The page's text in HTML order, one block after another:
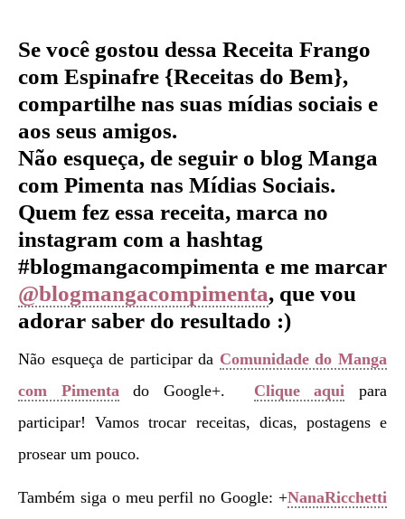
Se você gostou dessa Receita Frango
com Espinafre {Receitas do Bem},
compartilhe nas suas mídias sociais e
aos seus amigos.
Não esqueça, de seguir o blog Manga
com Pimenta nas Mídias Sociais.
Quem fez essa receita, marca no
instagram com a hashtag
#blogmangacompimenta e me marcar
@blogmangacompimenta, que vou
adorar saber do resultado :)
Não esqueça de participar da Comunidade do Manga
com Pimentado Google+. Clique aqui para
participar! Vamos trocar receitas, dicas, postagens e
prosear um pouco.
Também siga o meu perfil no Google: +NanaRicchetti